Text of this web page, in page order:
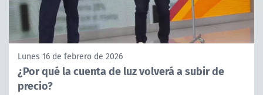
Lunes 16 de febrero de 2026
¿Por qué la cuenta de luz volverá a subir de
precio?